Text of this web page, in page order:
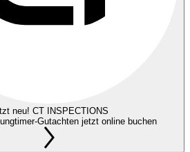
neu! CT INSPECTIONS
Gutachten jetzt online buchen